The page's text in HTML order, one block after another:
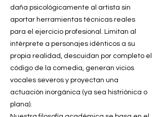
daña psicológicamente al artista sin
aportar herramientas técnicas reales
para el ejercicio profesional. Limitan al
intérprete a personajes idénticos a su
propia realidad, descuidan por completo el
código de la comedia, generan vicios
vocales severos y proyectan una
actuación inorgánica (ya sea histriónica o
plana).